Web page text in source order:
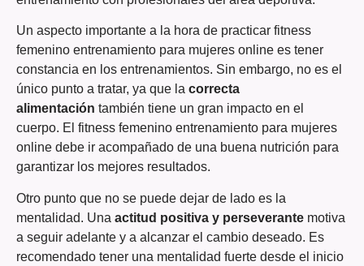
Un aspecto importante a la hora de practicar fitness
femenino entrenamiento para mujeres online es tener
constancia en los entrenamientos. Sin embargo, no es el
único punto a tratar, ya que la correcta
alimentación también tiene un gran impacto en el
cuerpo. El fitness femenino entrenamiento para mujeres
online debe ir acompañado de una buena nutrición para
garantizar los mejores resultados.
Otro punto que no se puede dejar de lado es la
mentalidad. Una actitud positiva y perseverante motiva
a seguir adelante y a alcanzar el cambio deseado. Es
recomendado tener una mentalidad fuerte desde el inicio